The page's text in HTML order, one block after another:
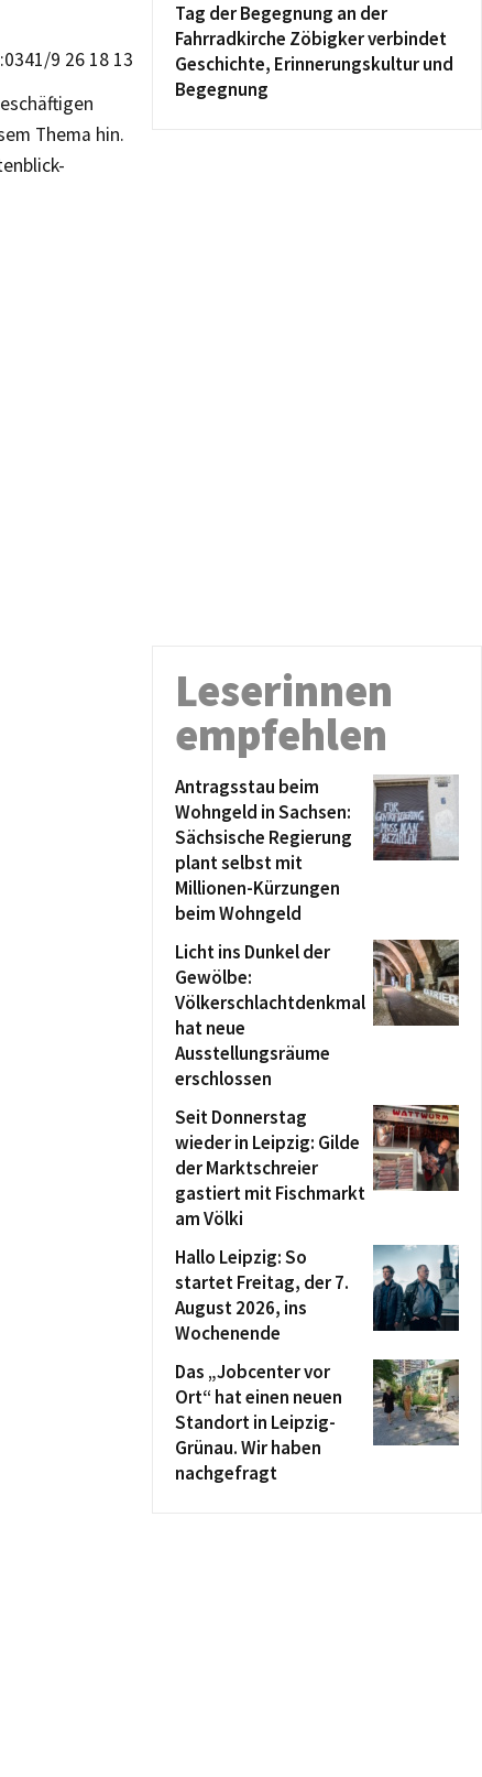
9 26 18 13
Thema hin.
Tag der Begegnung an der
Fahrradkirche Zöbigker verbindet
Geschichte, Erinnerungskultur und
Begegnung
Leserinnen
empfehlen
Antragsstau beim
Wohngeld in Sachsen:
Sächsische Regierung
plant selbst mit
Millionen-Kürzungen
beim Wohngeld
Licht ins Dunkel der
Gewölbe:
Völkerschlachtdenkmal
hat neue
Ausstellungsräume
erschlossen
Seit Donnerstag
wieder in Leipzig: Gilde
der Marktschreier
gastiert mit Fischmarkt
am Völki
Hallo Leipzig: So
startet Freitag, der 7.
August 2026, ins
Wochenende
Das „Jobcenter vor
Ort“ hat einen neuen
Standort in Leipzig-
Grünau. Wir haben
nachgefragt